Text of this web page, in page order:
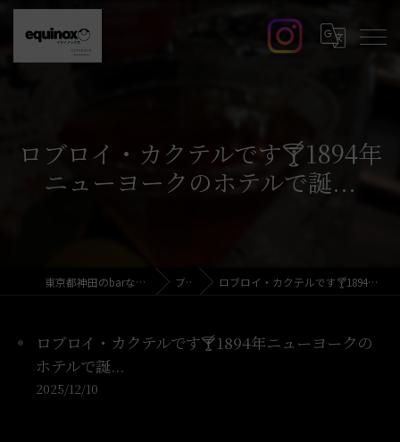
ロブロイ・カクテルです🍸️1894年
ニューヨークのホテルで誕...
東京都神田のbarならcafe&bar equinox ブログ ロブロイ・カクテルです🍸️1894年ニューヨークのホテルで誕...
ロブロイ・カクテルです🍸️1894年ニューヨークの
ホテルで誕...
2025/12/10